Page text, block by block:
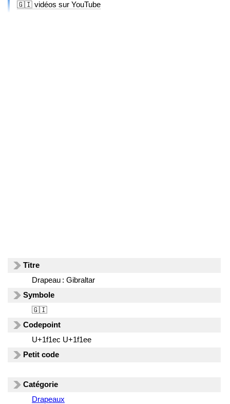
🇬🇮 vidéos sur YouTube
Titre
Drapeau : Gibraltar
Symbole
🇬🇮
Codepoint
U+1f1ec U+1f1ee
Petit code
Catégorie
Drapeaux